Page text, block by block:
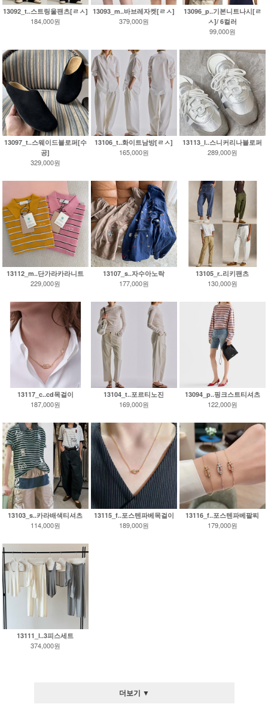
13092_t..스트링울팬츠[ㄹㅅ]
184,000원
13093_m..바브레자켓[ㄹㅅ]
379,000원
13096_p..기본니트나시[ㄹ
ㅅ]/ 6컬러
99,000원
13097_t..스웨이드블로퍼[수
공]
329,000원
13106_t..화이트남방[ㄹㅅ]
165,000원
13113_l..스니커리나블로퍼
289,000원
13112_m..단가라카라니트
229,000원
13107_s..자수아노락
177,000원
13105_r..리키팬츠
130,000원
13117_c..cd목걸이
187,000원
13104_t..포르티노진
169,000원
13094_p..핑크스트티셔츠
122,000원
13103_s..카라배색티셔츠
114,000원
13115_f..포스텐파베목걸이
189,000원
13116_f..포스텐파베팔찌
179,000원
13111_l..3피스세트
374,000원
더보기 ▼